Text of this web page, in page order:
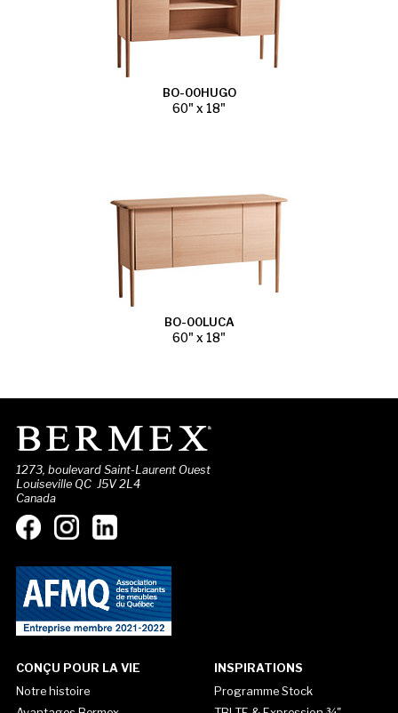
BO-00HUGO
60" x 18"
BO-00LUCA
60" x 18"
1273, boulevard Saint-Laurent Ouest
Louiseville QC J5V 2L4
Canada
CONÇU POUR LA VIE
Notre histoire
INSPIRATIONS
Programme Stock